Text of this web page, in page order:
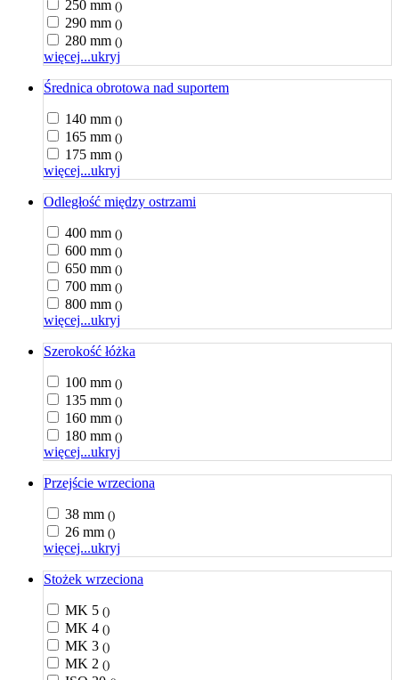
250 mm ()
290 mm ()
280 mm ()
więcej...ukryj
Średnica obrotowa nad suportem
140 mm ()
165 mm ()
175 mm ()
więcej...ukryj
Odległość między ostrzami
400 mm ()
600 mm ()
650 mm ()
700 mm ()
800 mm ()
więcej...ukryj
Szerokość łóżka
100 mm ()
135 mm ()
160 mm ()
180 mm ()
więcej...ukryj
Przejście wrzeciona
38 mm ()
26 mm ()
więcej...ukryj
Stożek wrzeciona
MK 5 ()
MK 4 ()
MK 3 ()
MK 2 ()